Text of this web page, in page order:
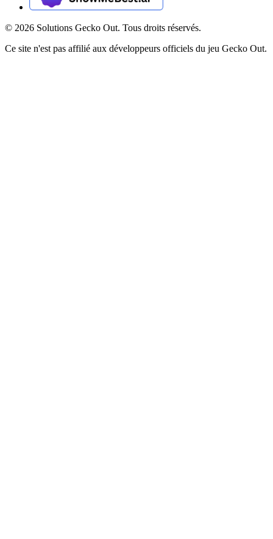
© 2026 Solutions Gecko Out. Tous droits réservés.
Ce site n'est pas affilié aux développeurs officiels du jeu Gecko Out.